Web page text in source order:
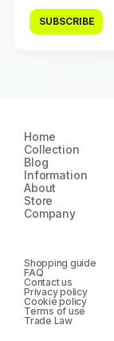
SUBSCRIBE
Home
Collection
Blog
Information
About
Store
Company
Shopping guide
FAQ
Contact us
Privacy policy
Cookie policy
Terms of use
Trade Law